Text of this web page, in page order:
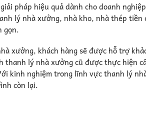
pháp hiệu quả dành cho doanh
lý nhà xưởng, nhà kho, nhà thép
gọn.
xưởng, khách hàng sẽ được hỗ trợ
thanh lý nhà xưởng cũ được thực hiện
kinh nghiệm trong lĩnh vực thanh lý
còn lại.